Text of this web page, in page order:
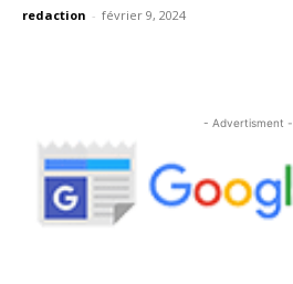
redaction - février 9, 2024
- Advertisment -